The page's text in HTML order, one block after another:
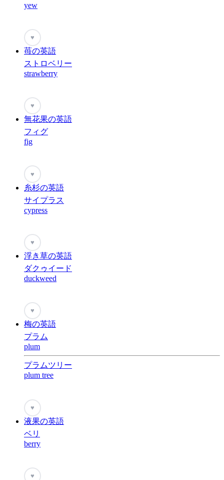
yew
♥
苺の英語
ストロベリー
strawberry
♥
無花果の英語
フィグ
fig
♥
糸杉の英語
サイプラス
cypress
♥
浮き草の英語
ダクゥイード
duckweed
♥
梅の英語
プラム
plum
プラムツリー
plum tree
♥
液果の英語
ベリ
berry
♥